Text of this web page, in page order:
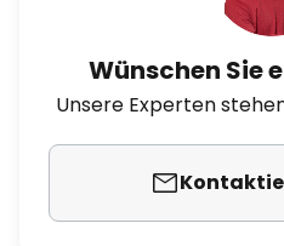
Wünschen Sie
Unsere Experten